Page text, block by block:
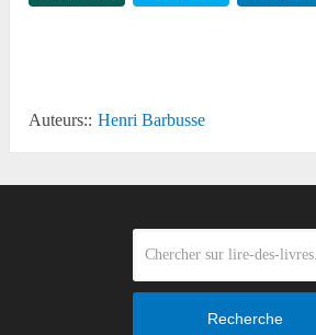
Auteurs:: Henri Barbusse
Recherche